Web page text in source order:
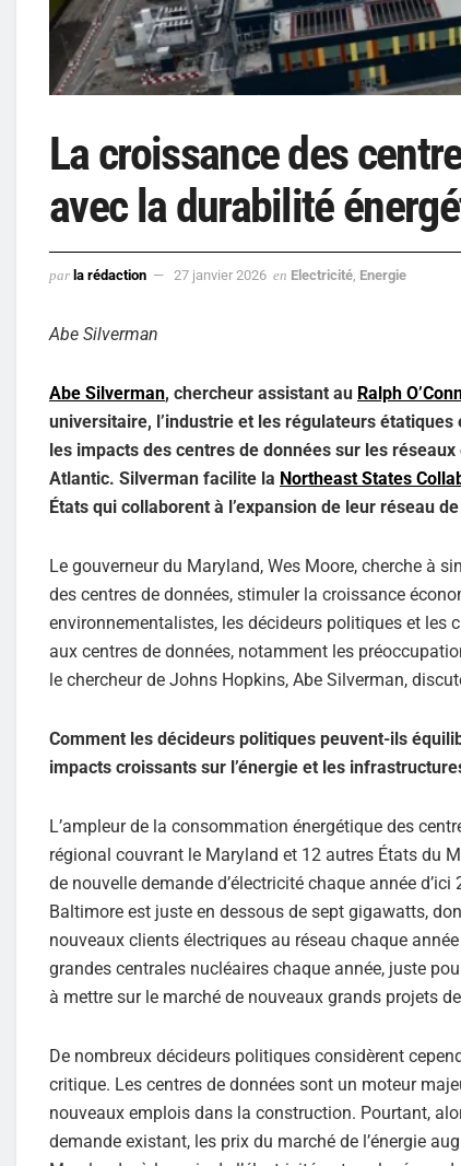
La croissance des
avec la durabilité
par la rédaction 27 janvier 2026 en Electricité Energie
Abe Silverman
Abe Silverman, chercheur assistant au Ralph
universitaire, l’industrie et les régulateurs
les impacts des centres de données sur les
Atlantic. Silverman facilite la Northeast States
États qui collaborent à l’expansion de leur réseau
Le gouverneur du Maryland, Wes Moore, cherche à
des centres de données, stimuler la croissance
environnementalistes, les décideurs politiques et les
aux centres de données, notamment les
le chercheur de Johns Hopkins, Abe Silverman,
Comment les décideurs politiques peuvent-ils
impacts croissants sur l’énergie et les
L’ampleur de la consommation énergétique des
régional couvrant le Maryland et 12 autres États du
de nouvelle demande d’électricité chaque année
Baltimore est juste en dessous de sept gigawatts,
nouveaux clients électriques au réseau chaque
grandes centrales nucléaires chaque année, juste
à mettre sur le marché de nouveaux grands projets
De nombreux décideurs politiques considèrent
critique. Les centres de données sont un moteur
nouveaux emplois dans la construction. Pourtant,
demande existant, les prix du marché de l’énergie